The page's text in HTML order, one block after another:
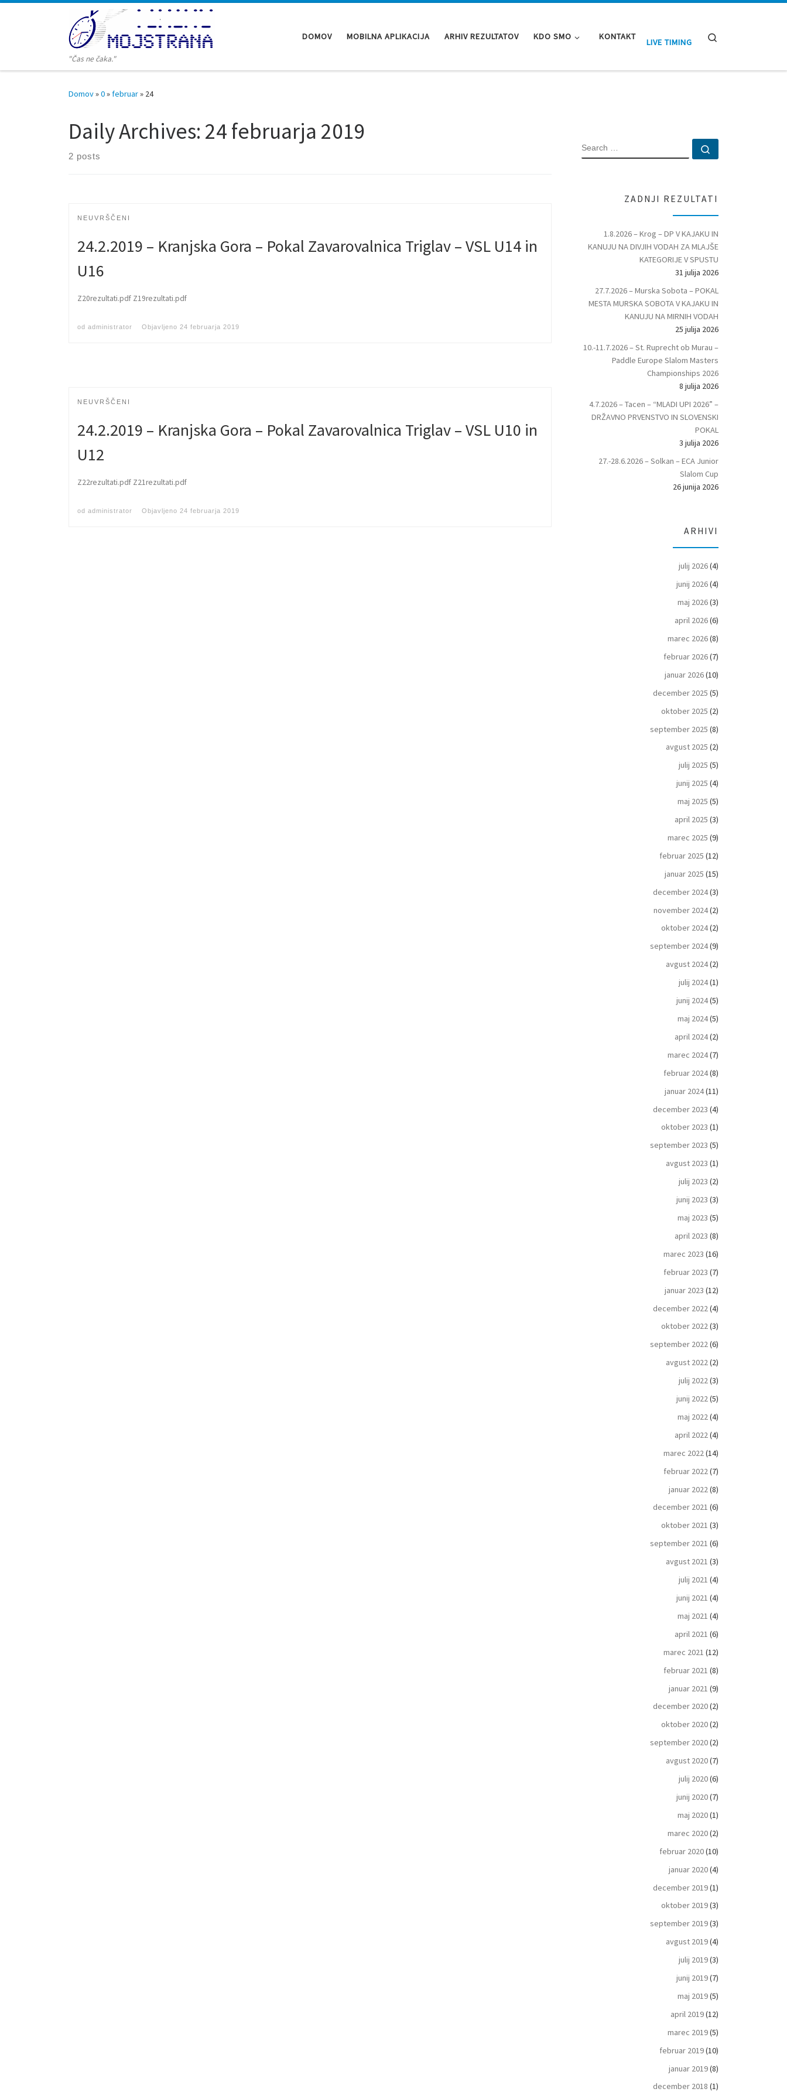
"Čas ne čaka."
DOMOV MOBILNA APLIKACIJA ARHIV REZULTATOV KDO SMO KONTAKT
LIVE TIMING
Domov»0»februar» 24
Daily Archives: 24 februarja 2019
2 posts
NEUVRŠČENI
24.2.2019 – Kranjska Gora – Pokal Zavarovalnica Triglav – VSL U14 in
U16
Z20rezultati.pdf Z19rezultati.pdf
od administrator Objavljeno 24 februarja 2019
NEUVRŠČENI
24.2.2019 – Kranjska Gora – Pokal Zavarovalnica Triglav – VSL U10 in
U12
Z22rezultati.pdf Z21rezultati.pdf
od administrator Objavljeno 24 februarja 2019
SEARCH
ZADNJI REZULTATI
1.8.2026 – Krog – DP V KAJAKU IN
KANUJU NA DIVJIH VODAH ZA MLAJŠE
KATEGORIJE V SPUSTU
31 julija 2026
27.7.2026 – Murska Sobota – POKAL
MESTA MURSKA SOBOTA V KAJAKU IN
KANUJU NA MIRNIH VODAH
25 julija 2026
10.-11.7.2026 – St. Ruprecht ob Murau –
Paddle Europe Slalom Masters
Championships 2026
8 julija 2026
4.7.2026 – Tacen – “MLADI UPI 2026” –
DRŽAVNO PRVENSTVO IN SLOVENSKI
POKAL
3 julija 2026
27.-28.6.2026 – Solkan – ECA Junior
Slalom Cup
26 junija 2026
ARHIVI
julij 2026(4)
junij 2026(4)
maj 2026(3)
april 2026(6)
marec 2026(8)
februar 2026(7)
januar 2026(10)
december 2025 (5)
oktober 2025 (2)
september 2025 (8)
avgust 2025 (2)
julij 2025 (5)
junij 2025 (4)
maj 2025 (5)
april 2025 (3)
marec 2025 (9)
februar 2025 (12)
januar 2025 (15)
december 2024(3)
november 2024(2)
oktober 2024(2)
september 2024(9)
avgust 2024(2)
julij 2024(1)
junij 2024(5)
maj 2024(5)
april 2024(2)
marec 2024(7)
februar 2024(8)
januar 2024(11)
december 2023 (4)
oktober 2023 (1)
september 2023 (5)
avgust 2023 (1)
julij 2023 (2)
junij 2023 (3)
maj 2023 (5)
april 2023 (8)
marec 2023 (16)
februar 2023 (7)
januar 2023 (12)
december 2022 (4)
oktober 2022(3)
september 2022(6)
avgust 2022(2)
julij 2022(3)
junij 2022(5)
maj 2022(4)
april 2022(4)
marec 2022(14)
februar 2022(7)
januar 2022 (8)
december 2021 (6)
oktober 2021 (3)
september 2021 (6)
avgust 2021 (3)
julij 2021 (4)
junij 2021 (4)
maj 2021 (4)
april 2021 (6)
marec 2021 (12)
februar 2021 (8)
januar 2021 (9)
december 2020(2)
oktober 2020(2)
september 2020(2)
avgust 2020(7)
julij 2020(6)
junij 2020(7)
maj 2020(1)
marec 2020(2)
februar 2020(10)
januar 2020(4)
december 2019(1)
oktober 2019(3)
september 2019(3)
avgust 2019(4)
julij 2019(3)
junij 2019(7)
maj 2019(5)
april 2019(12)
marec 2019(5)
februar 2019(10)
januar 2019(8)
december 2018 (1)